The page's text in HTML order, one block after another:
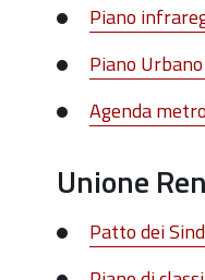
Piano
Piano
Agenda
Unione
Patto dei